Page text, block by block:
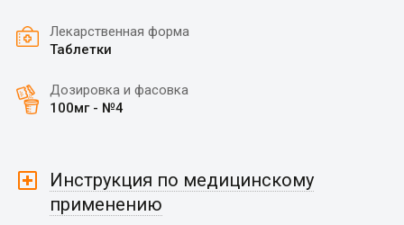
Лекарственная форма
Таблетки
Дозировка и фасовка
100мг - №4
Инструкция по медицинскому
применению